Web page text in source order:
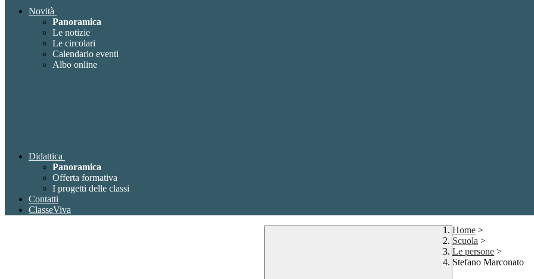
Novità
Panoramica
Le notizie
Le circolari
Calendario eventi
Albo online
Didattica
Panoramica
Offerta formativa
I progetti delle classi
Contatti
ClasseViva
Home >
Scuola >
Le persone >
Stefano Marconato